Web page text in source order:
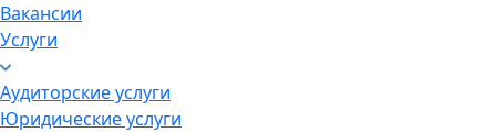
Вакансии
Услуги
Аудиторские услуги
Юридические услуги